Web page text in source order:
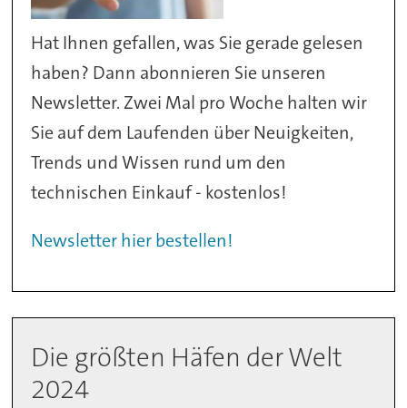
Hat Ihnen gefallen, was Sie gerade gelesen
haben? Dann abonnieren Sie unseren
Newsletter. Zwei Mal pro Woche halten wir
Sie auf dem Laufenden über Neuigkeiten,
Trends und Wissen rund um den
technischen Einkauf - kostenlos!
Newsletter hier bestellen!
Die größten Häfen der Welt
2024